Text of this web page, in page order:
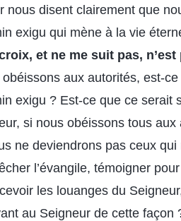
nous disent clairement que
exigu qui mène à la vie
et ne me suit pas, n’est
aux autorités, est-
exigu ? Est-ce que ce serait
si nous obéissons tous
ne deviendrons pas ceux
l’évangile, témoigner
les louanges du
au Seigneur de cette façon